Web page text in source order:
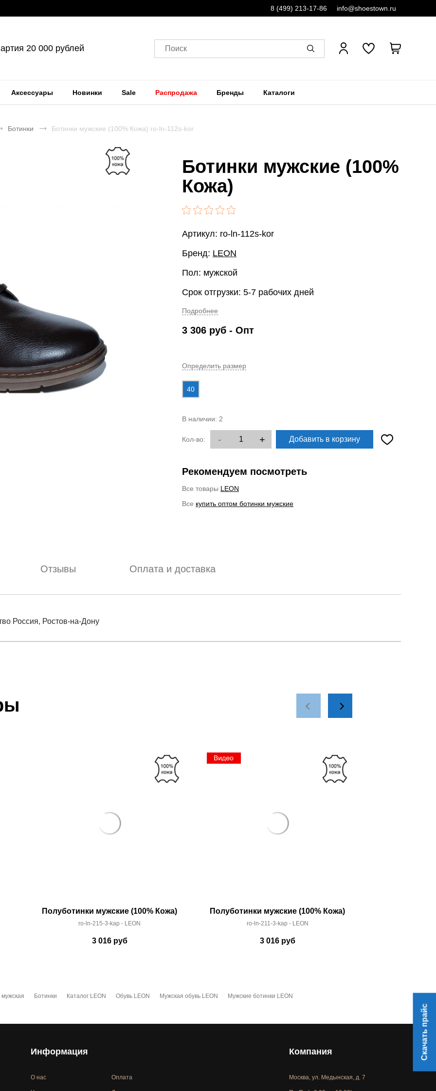
8 (499) 213-17-86 info@shoestown.ru
20 000 рублей Поиск
Аксессуары Новинки Sale Распродажа Бренды Каталоги
Ботинки Ботинки мужские (100% Кожа) ro-ln-112s-kor
Ботинки мужские (100%
Кожа)
Артикул: ro-ln-112s-kor
Бренд: LEON
Пол: мужской
Срок отгрузки: 5-7 рабочих дней
Подробнее
3 306 руб - Опт
Определить размер
40
В наличии: 2
Кол-во: - + Добавить в корзину
Рекомендуем посмотреть
Все товары LEON
Все купить оптом ботинки мужские
Отзывы Оплата и доставка
Россия, Ростов-на-Дону
Полуботинки мужские (100% Кожа)
ro-ln-215-3-kap - LEON
3 016руб
Полуботинки мужские (100% Кожа)
ro-ln-211-3-kap - LEON
3 016руб
Ботинки Каталог LEON Обувь LEON Мужская обувь LEON Мужские ботинки LEON
Информация
О нас Оплата
Компания
Москва, ул. Медынская, д. 7
Скачать прайс